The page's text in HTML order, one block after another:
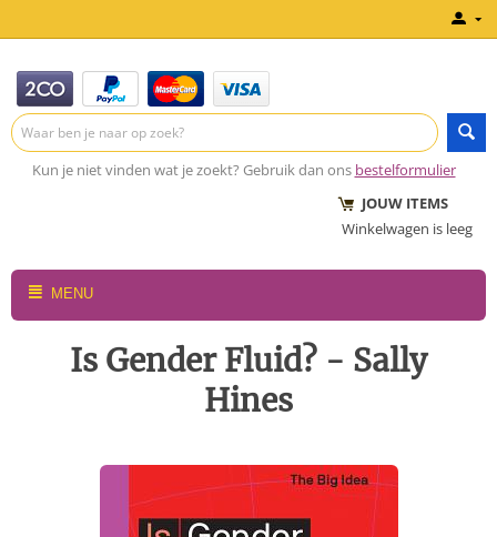
Kun je niet vinden wat je zoekt? Gebruik dan ons bestelformulier
JOUW ITEMS
Winkelwagen is leeg
MENU
Is Gender Fluid? - Sally
Hines